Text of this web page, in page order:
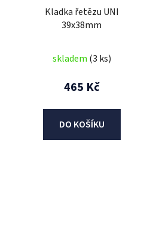
Kladka řetězu UNI
39x38mm
skladem (3 ks)
465 Kč
DO KOŠÍKU